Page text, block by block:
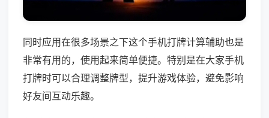
同时应用在很多场景之下这个手机打牌计算辅助也是
非常有用的，使用起来简单便捷。特别是在大家手机
打牌时可以合理调整牌型，提升游戏体验，避免影响
好友间互动乐趣。